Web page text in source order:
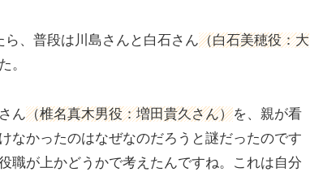
、普段は川島さんと白石さん（白石美穂役：大
。
ん（椎名真木男役：増田貴久さん）を、親が看
なかったのはなぜなのだろうと謎だったのです
職が上かどうかで考えたんですね。これは自分